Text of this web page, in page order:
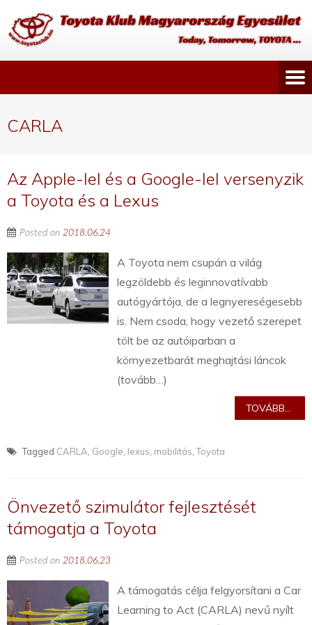
CARLA
Az Apple-lel és a Google-lel versenyzik
a Toyota és a Lexus
Posted on 2018.06.24
A Toyota nem csupán a világ
legzöldebb és leginnovatívabb
autógyártója, de a legnyereségesebb
is. Nem csoda, hogy vezető szerepet
tölt be az autóiparban a
környezetbarát meghajtási láncok
(tovább…)
TOVÁBB...
Tagged CARLA Google lexus mobilitás ,Toyota
Önvezető szimulátor fejlesztését
támogatja a Toyota
Posted on 2018.06.23
A támogatás célja felgyorsítani a Car
Learning to Act (CARLA) nevű nyílt